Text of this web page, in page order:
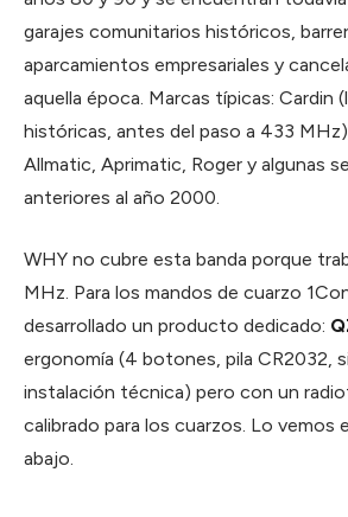
garajes comunitarios históricos,
aparcamientos empresariales y
aquella época. Marcas típicas: Cardin
históricas, antes del paso a 433
Allmatic, Aprimatic, Roger y algunas
anteriores al año 2000.
WHY no cubre esta banda porque
MHz. Para los mandos de cuarzo
desarrollado un producto dedicado:
ergonomía (4 botones, pila CR2032,
instalación técnica) pero con un
calibrado para los cuarzos. Lo vemos
abajo.